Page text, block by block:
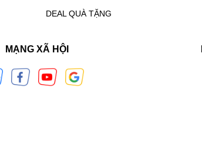
DEAL QUÀ TẶNG
MẠNG XÃ HỘI